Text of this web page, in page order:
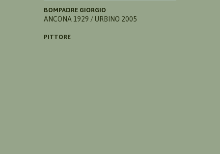
BOMPADRE GIORGIO
ANCONA 1929 / URBINO 2005
PITTORE